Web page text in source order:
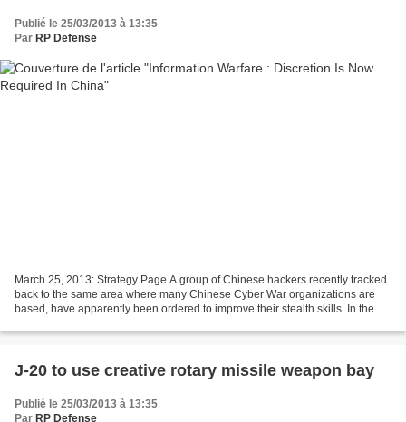
Publié le 25/03/2013 à 13:35
Par RP Defense
March 25, 2013: Strategy Page A group of Chinese hackers recently tracked
back to the same area where many Chinese Cyber War organizations are
based, have apparently been ordered to improve their stealth skills. In the
J-20 to use creative rotary missile weapon bay
Publié le 25/03/2013 à 13:35
Par RP Defense